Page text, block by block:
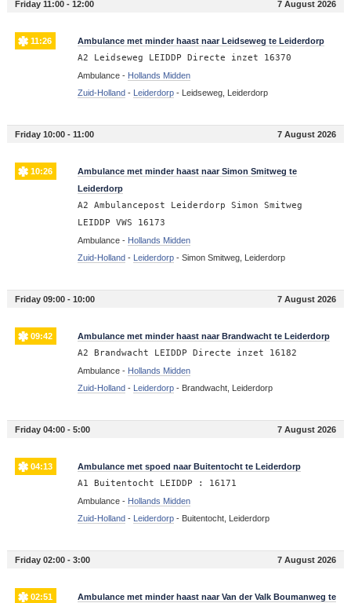
Friday 11:00 - 12:00 7 August 2026
11:26 Ambulance met minder haast naar Leidseweg te Leiderdorp
A2 Leidseweg LEIDDP Directe inzet 16370
Ambulance - Hollands Midden
Zuid-Holland- Leiderdorp- Leidseweg, Leiderdorp
Friday 10:00 - 11:00 7 August 2026
10:26
Ambulance met minder haast naar Simon Smitweg te
Leiderdorp
A2 Ambulancepost Leiderdorp Simon Smitweg
LEIDDP VWS 16173
Ambulance - Hollands Midden
Zuid-Holland- Leiderdorp- Simon Smitweg, Leiderdorp
Friday 09:00 - 10:00 7 August 2026
09:42 Ambulance met minder haast naar Brandwacht te Leiderdorp
A2 Brandwacht LEIDDP Directe inzet 16182
Ambulance - Hollands Midden
Zuid-Holland- Leiderdorp- Brandwacht, Leiderdorp
Friday 04:00 - 5:00 7 August 2026
04:13 Ambulance met spoed naar Buitentocht te Leiderdorp
A1 Buitentocht LEIDDP : 16171
Ambulance - Hollands Midden
Zuid-Holland- Leiderdorp- Buitentocht, Leiderdorp
Friday 02:00 - 3:00 7 August 2026
02:51
Ambulance met minder haast naar Van der Valk Boumanweg te